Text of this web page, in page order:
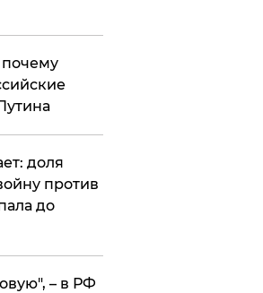
доля
против
до
– в РФ